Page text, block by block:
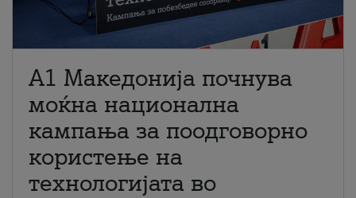
A1 Македонија почнува
моќна национална
кампања за поодговорно
користење на
технологијата во